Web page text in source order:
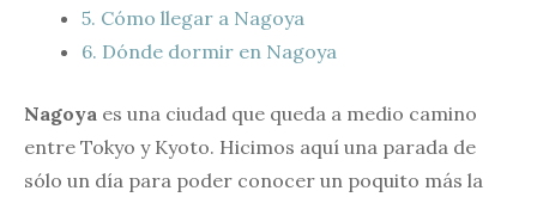
5. Cómo llegar a Nagoya
6. Dónde dormir en Nagoya
Nagoya es una ciudad que queda a medio camino
entre Tokyo y Kyoto. Hicimos aquí una parada de
sólo un día para poder conocer un poquito más la